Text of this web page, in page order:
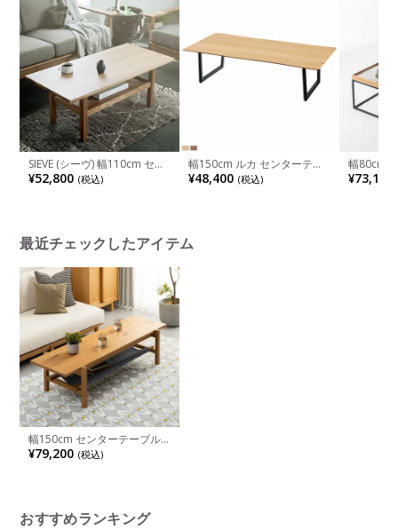
SIEVE (シーヴ) 幅110cm セン
ターテーブル スタンド 木製
ローテーブル リビングテーブ
¥52,800 (税込)
幅150cm ルカ センターテー
ブル JPB-93
¥48,400 (税込)
幅80cm
LAMS 木
メラミン
¥73,150
最近チェックしたアイテム
幅150cm センターテーブル
soil(ソイル) 天然木 カラーバ
リエーション 木製 収納 ロー
¥79,200 (税込)
おすすめランキング